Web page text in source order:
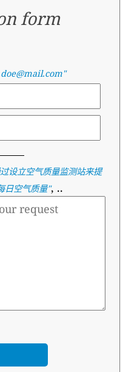
form
设立空气质量监测站来提
日空气质量", ..